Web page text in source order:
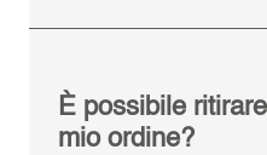
È possibile
mio ordine?